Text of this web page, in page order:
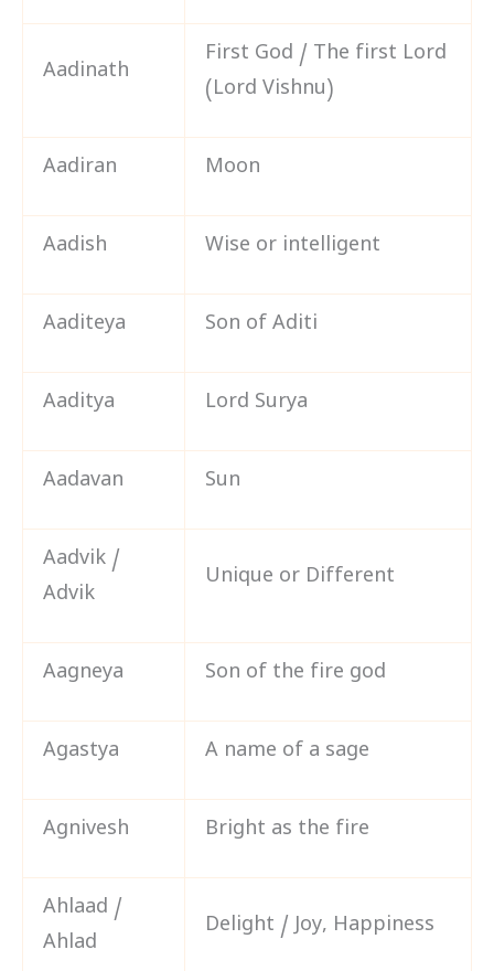
Aadinath
First God / The first Lord
(Lord Vishnu)
Aadiran Moon
Aadish Wise or intelligent
Aaditeya Son of Aditi
Aaditya Lord Surya
Aadavan Sun
Aadvik /
Advik
Unique or Different
Aagneya Son of the fire god
Agastya A name of a sage
Agnivesh Bright as the fire
Ahlaad /
Ahlad
Delight / Joy, Happiness